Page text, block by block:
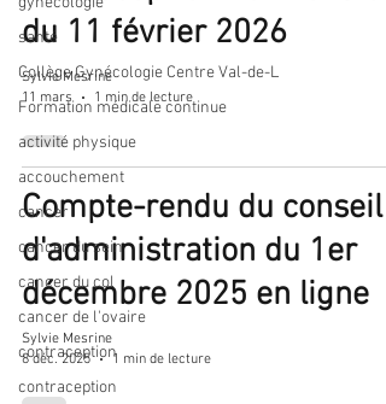
santé
Collège Gynécologie Centre Val-de-L
Formation médicale continue
activité physique
accouchement
cancer
cancer du sein
cancer du col
cancer de l'ovaire
contraception
contraception
du 11 février 2026
Sylvie Mesrine
11 mars
1 min de lecture
Compte-rendu du conseil
d'administration du 1er
décembre 2025 en ligne
Sylvie Mesrine
8 déc. 2025
1 min de lecture